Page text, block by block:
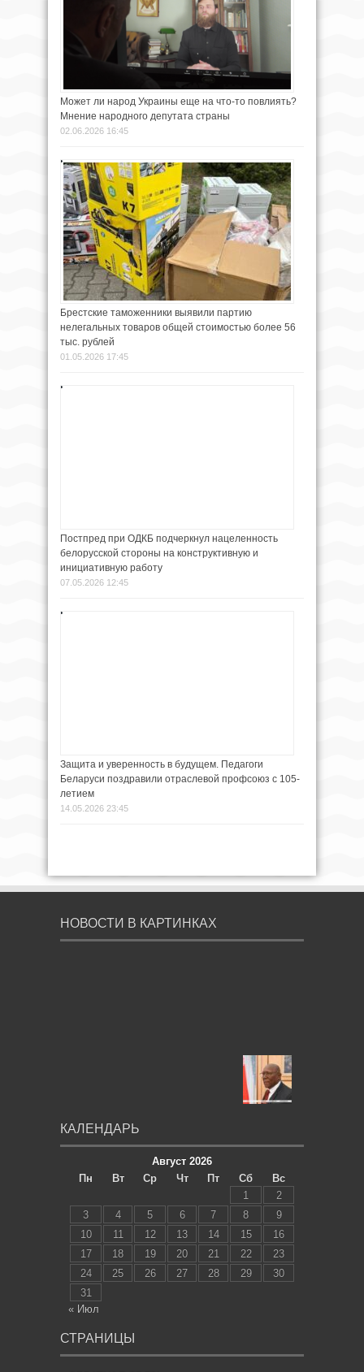
Может ли народ Украины еще на что-то повлиять?
Мнение народного депутата страны
02.06.2026 16:45
Брестские таможенники выявили партию
нелегальных товаров общей стоимостью более 56
тыс. рублей
01.05.2026 17:45
Постпред при ОДКБ подчеркнул нацеленность
белорусской стороны на конструктивную и
инициативную работу
07.05.2026 12:45
Защита и уверенность в будущем. Педагоги
Беларуси поздравили отраслевой профсоюз с 105-
летием
14.05.2026 23:45
НОВОСТИ В КАРТИНКАХ
КАЛЕНДАРЬ
Август 2026
Пн
Вт Ср Чт Пт Сб
Вс
1
2
3
4 5 6 7 8
9
10
11 12 13 14 15
16
17
18 19 20 21 22
23
24
25 26 27 28 29
30
31
« Июл
СТРАНИЦЫ